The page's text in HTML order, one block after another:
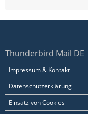
Thunderbird Mail DE
Impressum & Kontakt
Datenschutzerklärung
Einsatz von Cookies